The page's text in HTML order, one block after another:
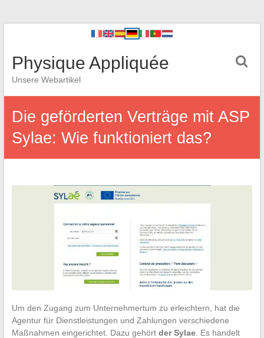
Physique Appliquée
Unsere Webartikel
Die geförderten Verträge mit ASP
Sylae: Wie funktioniert das?
Um den Zugang zum Unternehmertum zu erleichtern, hat die
Agentur für Dienstleistungen und Zahlungen verschiedene
Maßnahmen eingerichtet. Dazu gehört der Sylae. Es handelt